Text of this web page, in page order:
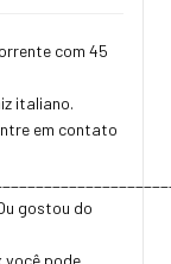
com 45
italiano.
em contato
gostou do